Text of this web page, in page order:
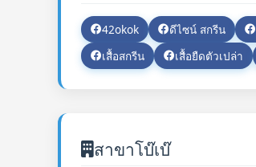
42okok ดีไซน์ สกรีน
เสื้อสกรีน
เสื้อยืดตัวเปล่า
สาขาโบ๊เบ๊